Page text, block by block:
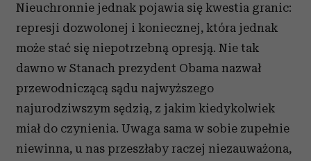
Nieuchronnie jednak pojawia się kwestia granic:
represji dozwolonej i koniecznej, która jednak
może stać się niepotrzebną opresją. Nie tak
dawno w Stanach prezydent Obama nazwał
przewodniczącą sądu najwyższego
najurodziwszym sędzią, z jakim kiedykolwiek
miał do czynienia. Uwaga sama w sobie zupełnie
niewinna, u nas przeszłaby raczej niezauważona,